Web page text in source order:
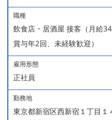
職種
飲食店・居酒屋 接客（月給
賞与年2回、未経験歓迎）
雇用形態
正社員
勤務地
東京都新宿区西新宿１丁目